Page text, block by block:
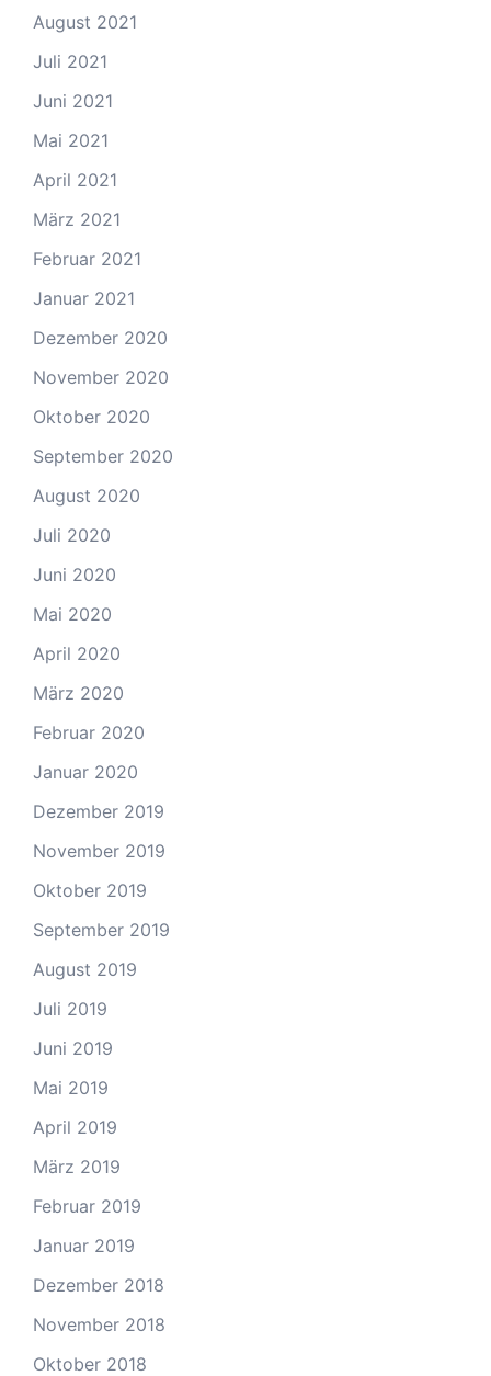
August 2021
Juli 2021
Juni 2021
Mai 2021
April 2021
März 2021
Februar 2021
Januar 2021
Dezember 2020
November 2020
Oktober 2020
September 2020
August 2020
Juli 2020
Juni 2020
Mai 2020
April 2020
März 2020
Februar 2020
Januar 2020
Dezember 2019
November 2019
Oktober 2019
September 2019
August 2019
Juli 2019
Juni 2019
Mai 2019
April 2019
März 2019
Februar 2019
Januar 2019
Dezember 2018
November 2018
Oktober 2018